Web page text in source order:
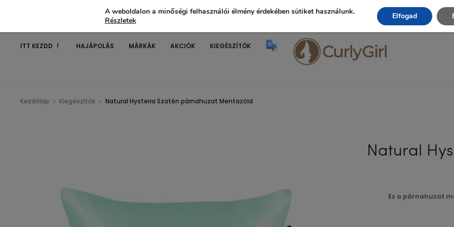
Ingyenes szállítás 20.000 Ft fölött!
ITT KEZDD HAJÁPOLÁS MÁRKÁK AKCIÓK KIEGÉSZÍTŐK
Kezdőlap Kiegészítők Natural Hysteria Szatén párnahuzat Mentazöld
Natural
Ez a párnahuzat
A weboldalon a minőségi felhasználói élmény érdekében sütiket használunk.
Részletek
Elfogad